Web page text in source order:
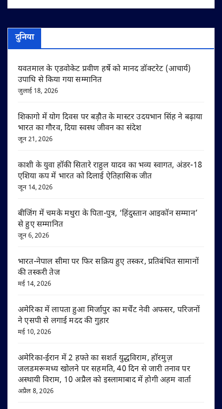
दुनिया
यवतमाल के एडवोकेट प्रवीण हर्षे को मानद डॉक्टरेट (आचार्य)
उपाधि से किया गया सम्मानित
जुलाई 18, 2026
शिकागो में योग दिवस पर बड़ौत के मास्टर उदयभान सिंह ने बढ़ाया
भारत का गौरव, दिया स्वस्थ जीवन का संदेश
जून 21, 2026
काशी के युवा हॉकी सितारे राहुल यादव का भव्य स्वागत, अंडर-18
एशिया कप में भारत को दिलाई ऐतिहासिक जीत
जून 14, 2026
बीजिंग में चमके मथुरा के पिता-पुत्र, ‘हिंदुस्तान आइकॉन सम्मान’
से हुए सम्मानित
जून 6, 2026
भारत-नेपाल सीमा पर फिर सक्रिय हुए तस्कर, प्रतिबंधित सामानों
की तस्करी तेज
मई 14, 2026
अमेरिका में लापता हुआ मिर्जापुर का मर्चेंट नेवी अफसर, परिजनों
ने एसपी से लगाई मदद की गुहार
मई 10, 2026
अमेरिका-ईरान में 2 हफ्ते का सशर्त युद्धविराम, हॉरमुज़
जलडमरूमध्य खोलने पर सहमति, 40 दिन से जारी तनाव पर
अस्थायी विराम, 10 अप्रैल को इस्लामाबाद में होगी अहम वार्ता
अप्रैल 8, 2026